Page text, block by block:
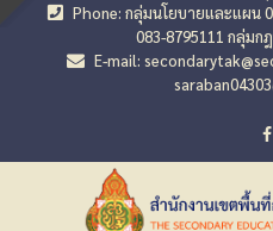
Phone: กลุ่มนโยบายและแผน
083-8795111 กลุ่มก
E-mail: